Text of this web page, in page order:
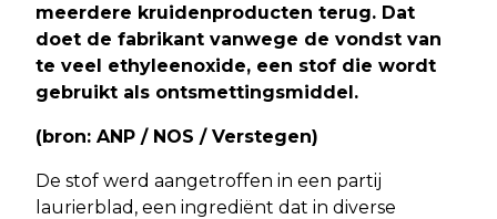
meerdere kruidenproducten terug. Dat
doet de fabrikant vanwege de vondst van
te veel ethyleenoxide, een stof die wordt
gebruikt als ontsmettingsmiddel.
(bron: ANP / NOS / Verstegen)
De stof werd aangetroffen in een partij
laurierblad, een ingrediënt dat in diverse